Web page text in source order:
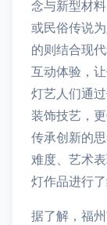
念与新型材
或民俗传说
的则结合现
互动体验，
灯艺人们通
装饰技艺，
传承创新的
难度、艺术
灯作品进行
据了解，福